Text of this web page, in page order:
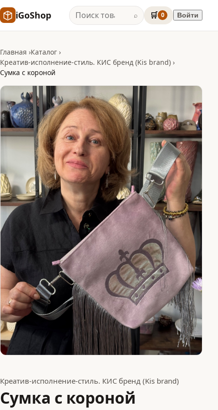
iGoShop ⌕ 🛒 0 Войти
Главная Каталог
Креатив-исполнение-стиль. КИС бренд (Kis brand)
Сумка с короной
Креатив-исполнение-стиль. КИС бренд (Kis brand)
Сумка с короной